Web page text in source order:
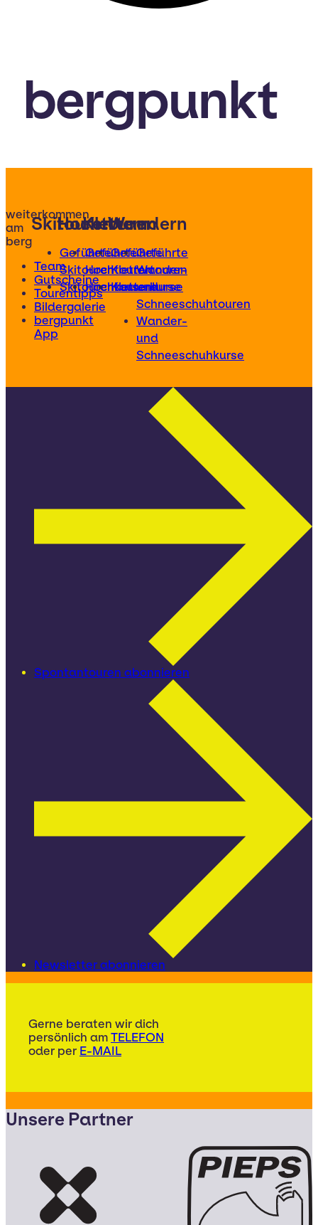
bergpunkt
weiterkommen
am
berg
Team
Gutscheine
Tourentipps
Bildergalerie
bergpunkt
App
Skitouren
Geführte
Skitouren
Skitourenkurse
Hochtouren
Geführte
Hochtouren
Hochtourenkurse
Klettern
Geführte
Klettertouren
Kletterkurse
Wandern
Geführte
Wander-
und
Schneeschuhtouren
Wander-
und
Schneeschuhkurse
Spontantouren abonnieren
Newsletter abonnieren
Gerne beraten wir dich
persönlich am TELEFON
oder per E-MAIL
Unsere Partner